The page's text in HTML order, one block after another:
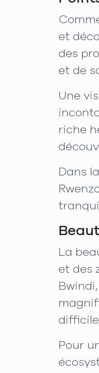
et
des
et de
Une
riche
Dans
La
et des
Pour